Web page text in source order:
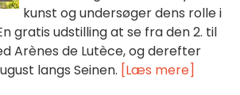
kunst og undersøger dens rolle i
gratis udstilling at se fra den 2. til
Arènes de Lutèce, og derefter
langs Seinen. [Læs mere]